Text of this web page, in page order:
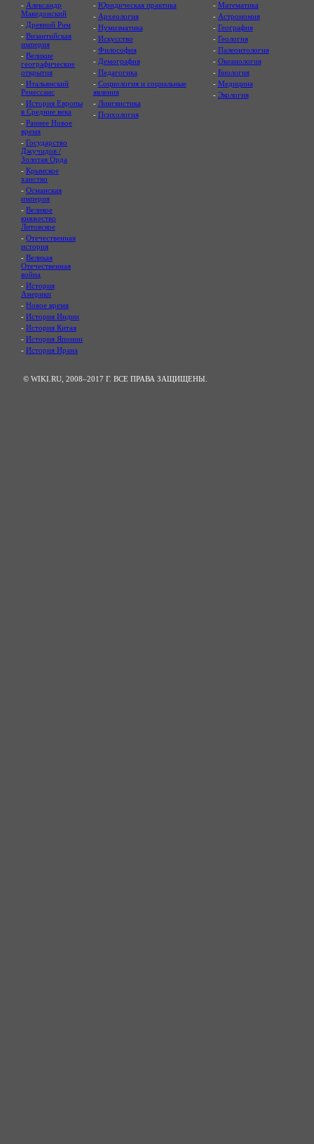
- Александр
Македонский
- Древний Рим
- Византийская
империя
- Великие
географические
открытия
- Итальянский
Ренессанс
- История Европы
в Средние века
- Раннее Новое
время
- Государство
Джучидов /
Золотая Орда
- Крымское
ханство
- Османская
империя
- Великое
княжество
Литовское
- Отечественная
история
- Великая
Отечественная
война
- История
Америки
- Новое время
- История Индии
- История Китая
- История Японии
- История Ирана
- Юридическая практика
- Археология
- Нумизматика
- Искусство
- Философия
- Демография
- Педагогика
- Социология и социальные
явления
- Лингвистика
- Психология
- Математика
- Астрономия
- География
- Геология
- Палеонтология
- Океанология
- Биология
- Медицина
- Экология
© WIKI.RU, 2008–2017 Г. ВСЕ ПРАВА ЗАЩИЩЕНЫ.